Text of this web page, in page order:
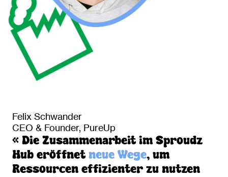
Felix Schwander
CEO & Founder, PureUp
« Die Zusammenarbeit im Sproudz
Hub eröffnetneue Wege, um
Ressourcen effizienter zu nutzen